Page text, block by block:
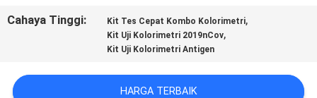
HUBUNGI
BERITA
Cahaya Tinggi: Kit Tes Cepat Kombo Kolorimetri,
Kit Uji Kolorimetri 2019nCov,
Kit Uji Kolorimetri Antigen
HARGA TERBAIK